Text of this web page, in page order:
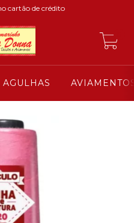
cartão de crédito
AGULHAS